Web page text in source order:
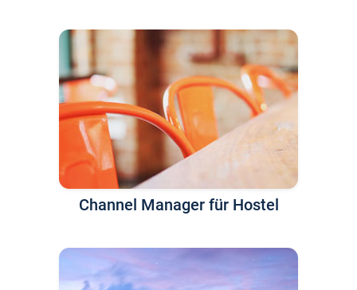
Channel Manager für Hostel